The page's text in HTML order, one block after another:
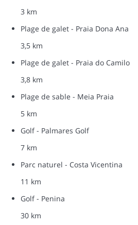
3 km
Plage de galet - Praia Dona Ana
3,5 km
Plage de galet - Praia do Camilo
3,8 km
Plage de sable - Meia Praia
5 km
Golf - Palmares Golf
7 km
Parc naturel - Costa Vicentina
11 km
Golf - Penina
30 km